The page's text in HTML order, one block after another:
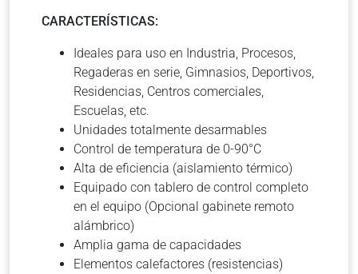
CARACTERÍSTICAS:
Ideales para uso en Industria, Procesos,
Regaderas en serie, Gimnasios, Deportivos,
Residencias, Centros comerciales,
Escuelas, etc.
Unidades totalmente desarmables
Control de temperatura de 0-90°C
Alta de eficiencia (aislamiento térmico)
Equipado con tablero de control completo
en el equipo (Opcional gabinete remoto
alámbrico)
Amplia gama de capacidades
Elementos calefactores (resistencias)